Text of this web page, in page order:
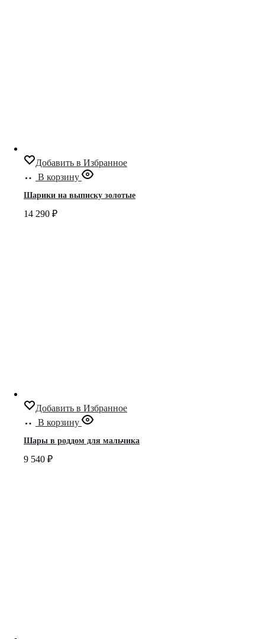
Добавить в Избранное
В корзину
Шарики на выписку золотые
14 290 ₽
Добавить в Избранное
В корзину
Шары в роддом для мальчика
9 540 ₽